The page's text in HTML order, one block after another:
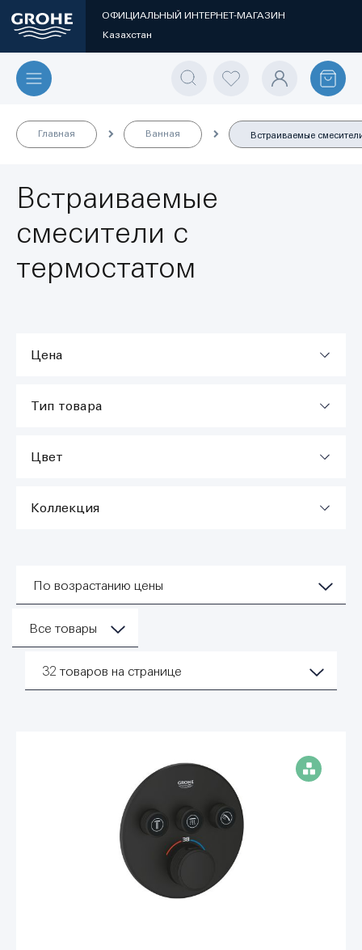
ОФИЦИАЛЬНЫЙ ИНТЕРНЕТ-МАГАЗИН
Казахстан
Главная Ванная Встраиваемые
Встраиваемые
смесители с
термостатом
По возрастанию цены
Все товары
32 товаров на странице
Цена
Тип товара
Цвет
Коллекция